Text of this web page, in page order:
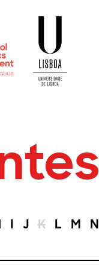
I J K L M N